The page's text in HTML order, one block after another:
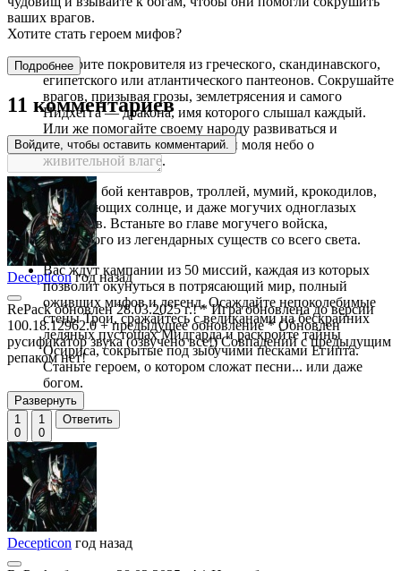
ваших врагов.
Хотите стать героем мифов?
Выберите покровителя из греческого, скандинавского,
египетского или атлантического пантеонов. Сокрушайте
врагов, призывая грозы, землетрясения и самого
Нидхёгга — дракона, имя которого слышал каждый.
Или же помогайте своему народу развиваться и
процветать, взывая к дриадам и моля небо о
живительной влаге.
Ведите в бой кентавров, троллей, мумий, крокодилов,
поглощающих солнце, и даже могучих одноглазых
циклопов. Встаньте во главе могучего войска,
собранного из легендарных существ со всего света.
Вас ждут кампании из 50 миссий, каждая из которых
позволит окунуться в потрясающий мир, полный
оживших мифов и легенд. Осаждайте непоколебимые
стены Трои, сражайтесь с великанами на бескрайних
ледяных пустошах Мидгарда и раскройте тайны
Осириса, сокрытые под зыбучими песками Египта.
Станьте героем, о котором сложат песни... или даже
богом.
Подробнее
11 комментариев
Войдите, чтобы оставить комментарий.
Decepticon год назад
RePack обновлен 28.03.2025 г.! * Игра обновлена до версии
100.18.12962.0 + предыдущее обновление * Обновлен
русификатор звука (озвучено все!) Совпадений с предыдущим
репаком нет!
Развернуть
1
0
1
0
Ответить
Decepticon год назад